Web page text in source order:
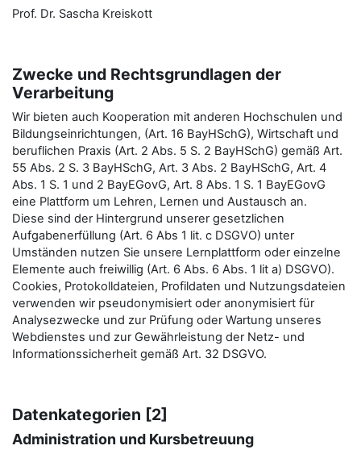
Prof. Dr. Sascha Kreiskott
Zwecke und Rechtsgrundlagen der
Verarbeitung
Wir bieten auch Kooperation mit anderen Hochschulen und
Bildungseinrichtungen, (Art. 16 BayHSchG), Wirtschaft und
beruflichen Praxis (Art. 2 Abs. 5 S. 2 BayHSchG) gemäß Art.
55 Abs. 2 S. 3 BayHSchG, Art. 3 Abs. 2 BayHSchG, Art. 4
Abs. 1 S. 1 und 2 BayEGovG, Art. 8 Abs. 1 S. 1 BayEGovG
eine Plattform um Lehren, Lernen und Austausch an.
Diese sind der Hintergrund unserer gesetzlichen
Aufgabenerfüllung (Art. 6 Abs 1 lit. c DSGVO) unter
Umständen nutzen Sie unsere Lernplattform oder einzelne
Elemente auch freiwillig (Art. 6 Abs. 6 Abs. 1 lit a) DSGVO).
Cookies, Protokolldateien, Profildaten und Nutzungsdateien
verwenden wir pseudonymisiert oder anonymisiert für
Analysezwecke und zur Prüfung oder Wartung unseres
Webdienstes und zur Gewährleistung der Netz- und
Informationssicherheit gemäß Art. 32 DSGVO.
Datenkategorien [2]
Administration und Kursbetreuung